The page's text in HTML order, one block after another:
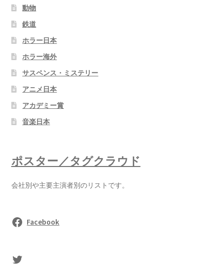
動物
鉄道
ホラー日本
ホラー海外
サスペンス・ミステリー
アニメ日本
アカデミー賞
音楽日本
ポスター／タグクラウド
会社別や主要主演者別のリストです。
Facebook
sasaki's Twitter